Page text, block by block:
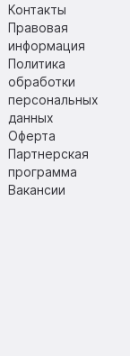
Контакты
Правовая
информация
Политика
обработки
персональных
данных
Оферта
Партнерская
программа
Вакансии